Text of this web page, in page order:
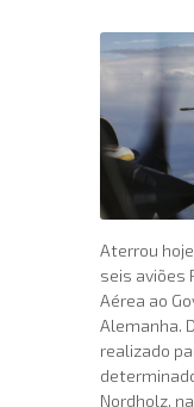
Aterrou
seis aviões
Aérea ao
Alemanha.
realizado
Nordholz,